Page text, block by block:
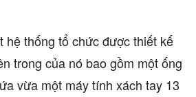
hệ thống tổ chức được thiết kế
trong của nó bao gồm một ống
vừa một máy tính xách tay 13